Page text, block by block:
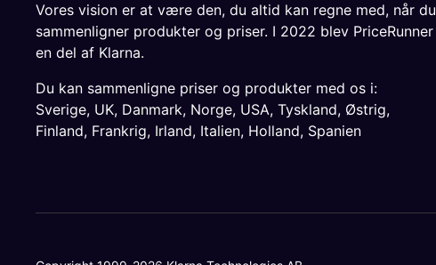
Vores vision er at være den, du altid kan regne med, når du
sammenligner produkter og priser. I 2022 blev PriceRunner
en del af Klarna.
Du kan sammenligne priser og produkter med os i:
Sverige, UK, Danmark, Norge, USA, Tyskland, Østrig,
Finland, Frankrig, Irland, Italien, Holland, Spanien